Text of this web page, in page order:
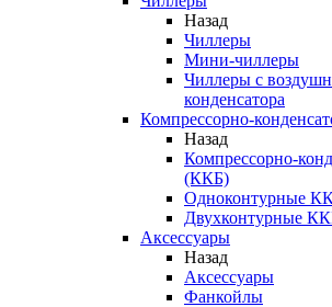
Назад
Чиллеры
Мини-чиллеры
Чиллеры с
конденсатора
Компрессорно-
Назад
Компрессорно-
(ККБ)
Одноконтурные
Двухконтурные
Аксессуары
Назад
Аксессуары
Фанкойлы